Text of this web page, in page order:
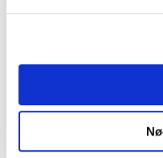
SØGNING:
Søg på Dokument ID